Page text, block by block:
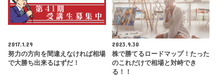
2017.1.29
努力の方向を間違えなければ相場
で大勝ち出来るはずだ！
2023.9.30
株で勝てるロードマップ！たった
のこれだけで相場と対峙でき
る！！